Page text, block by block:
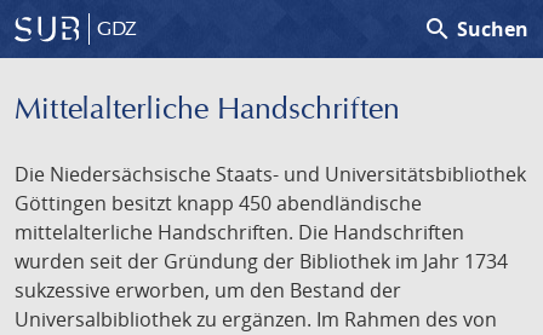
GDZ search Suchen
Mittelalterliche Handschriften
Die Niedersächsische Staats- und Universitätsbibliothek
Göttingen besitzt knapp 450 abendländische
mittelalterliche Handschriften. Die Handschriften
wurden seit der Gründung der Bibliothek im Jahr 1734
sukzessive erworben, um den Bestand der
Universalbibliothek zu ergänzen. Im Rahmen des von